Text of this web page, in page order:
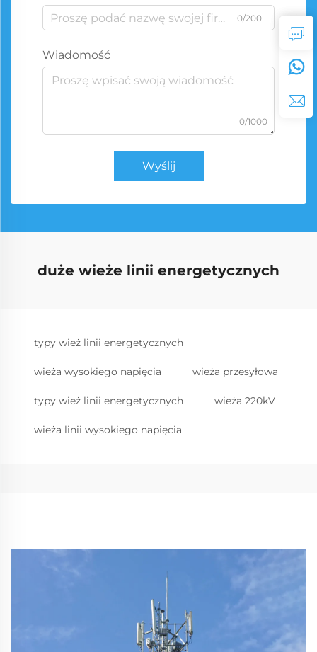
0/200
Wiadomość
0/1000
Wyślij
duże wieże linii energetycznych
typy wież linii energetycznych
wieża wysokiego napięcia wieża przesyłowa
typy wież linii energetycznych wieża 220kV
wieża linii wysokiego napięcia